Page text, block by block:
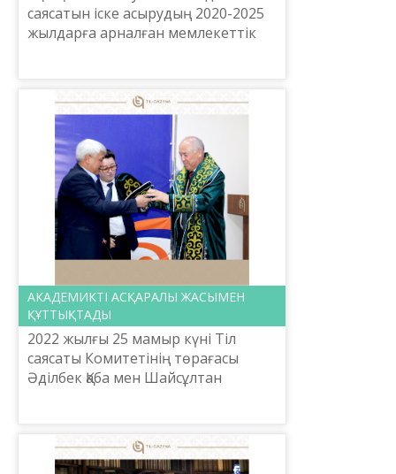
саясатын іске асырудың 2020-2025
жылдарға арналған мемлекеттік
кеңейту, қазақ тілінің ...
АКАДЕМИКТІ АСҚАРАЛЫ ЖАСЫМЕН
ҚҰТТЫҚТАДЫ
2022 жылғы 25 мамыр күні Тіл
саясаты Комитетінің төрағасы
Әділбек Қаба мен Шайсұлтан
орталығының басшысы Ербол
Тілешо...